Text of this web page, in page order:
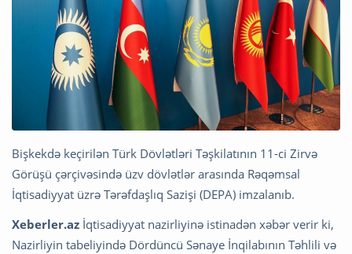
Bişkekdə keçirilən Türk Dövlətləri Təşkilatının 11-ci Zirvə
Görüşü çərçivəsində üzv dövlətlər arasında Rəqəmsal
İqtisadiyyat üzrə Tərəfdaşlıq Sazişi (DEPA) imzalanıb.
Xeberler.az İqtisadiyyat nazirliyinə istinadən xəbər verir ki,
Nazirliyin tabeliyində Dördüncü Sənaye İnqilabının Təhlili və